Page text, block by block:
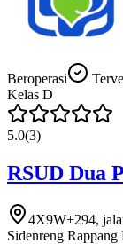
Beroperasi
Kelas D
5.0(3)
RSUD Dua
4X9W+294,
Sidenreng Rappang